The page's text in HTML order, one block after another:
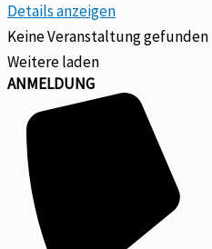
Details anzeigen
Keine Veranstaltung gefunden
Weitere laden
ANMELDUNG